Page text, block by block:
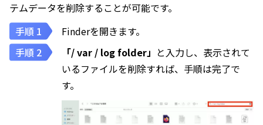
テムデータを削除することが可能です。
Finderを開きます。
「/ var / log folder」 と入力し、表示されて
いるファイルを削除すれば、手順は完了で
す。